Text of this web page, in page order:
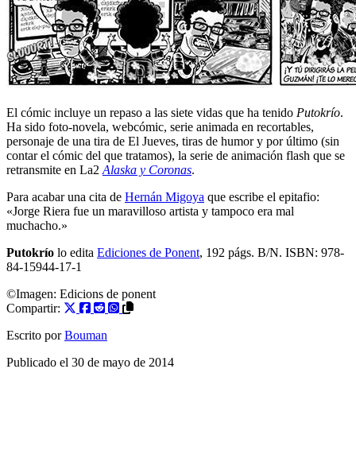
El cómic incluye un repaso a las siete vidas que ha tenido Putokrío.
Ha sido foto-novela, webcómic, serie animada en recortables,
personaje de una tira de El Jueves, tiras de humor y por último (sin
contar el cómic del que tratamos), la serie de animación flash que se
retransmite en La2 Alaska y Coronas.
Para acabar una cita de Hernán Migoya que escribe el epitafio:
«Jorge Riera fue un maravilloso artista y tampoco era mal
muchacho.»
Putokrío lo edita Ediciones de Ponent, 192 págs. B/N. ISBN: 978-
84-15944-17-1
©Imagen: Edicions de ponent
Compartir:
Escrito por Bouman
Publicado el 30 de mayo de 2014